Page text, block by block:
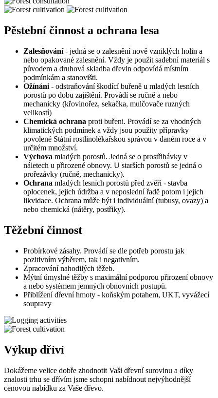
Pěstební činnost a ochrana lesa
Zalesňování- jedná se o zalesnění nově vzniklých holin a
nebo opakované zalesnění. Vždy je použit sadební materiál s
původem a druhová skladba dřevin odpovídá místním
podmínkám a stanovišti.
Ožínáni - odstraňování škodící buřeně u mladých lesních
porostů po dobu zajištění. Provádí se ručně a nebo
mechanicky (křovinořez, sekačka, mulčovače ruzných
velikostí)
Chemická ochrana proti buřeni. Provádí se za vhodných
klimatických podmínek a vždy jsou použity přípravky
povolené Státní rostlinolékařskou správou v daném roce a v
určitém množství.
Výchova mladých porostů. Jedná se o prostřihávky v
náletech u přirozené obnovy. U starších porostů se jedná o
prořezávky (ručně, mechanicky).
Ochrana mladých lesních porostů před zvěří - stavba
oplocenek, jejich údržba a v neposlední řadě potom i jejich
likvidace. Ochrana může být i individuální (tubusy, ovazy) a
nebo chemická (nátěry, postřiky).
Těžební činnost
Probírkové zásahy. Provádí se dle potřeb porostu jak
pozitivním výběrem, tak i negativním.
Zpracování nahodilých těžeb.
Mýtní úmyslné těžby s maximální podporou přirození obnovy
a nebo systémem jemných obnovních postupů.
Přiblížení dřevní hmoty - koňským potahem, UKT, vyvážecí
soupravy
Výkup dříví
Dokážeme velice dobře zhodnotit Vaši dřevní surovinu a díky
znalosti trhu se dřívím jsme schopni nabídnout nejvýhodnější
cenovou nabídku za Vaše dřevo.